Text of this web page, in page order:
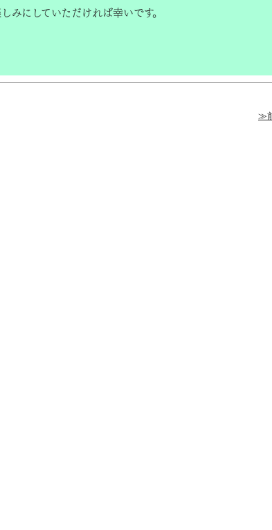
みにしていただければ幸いです。
≫